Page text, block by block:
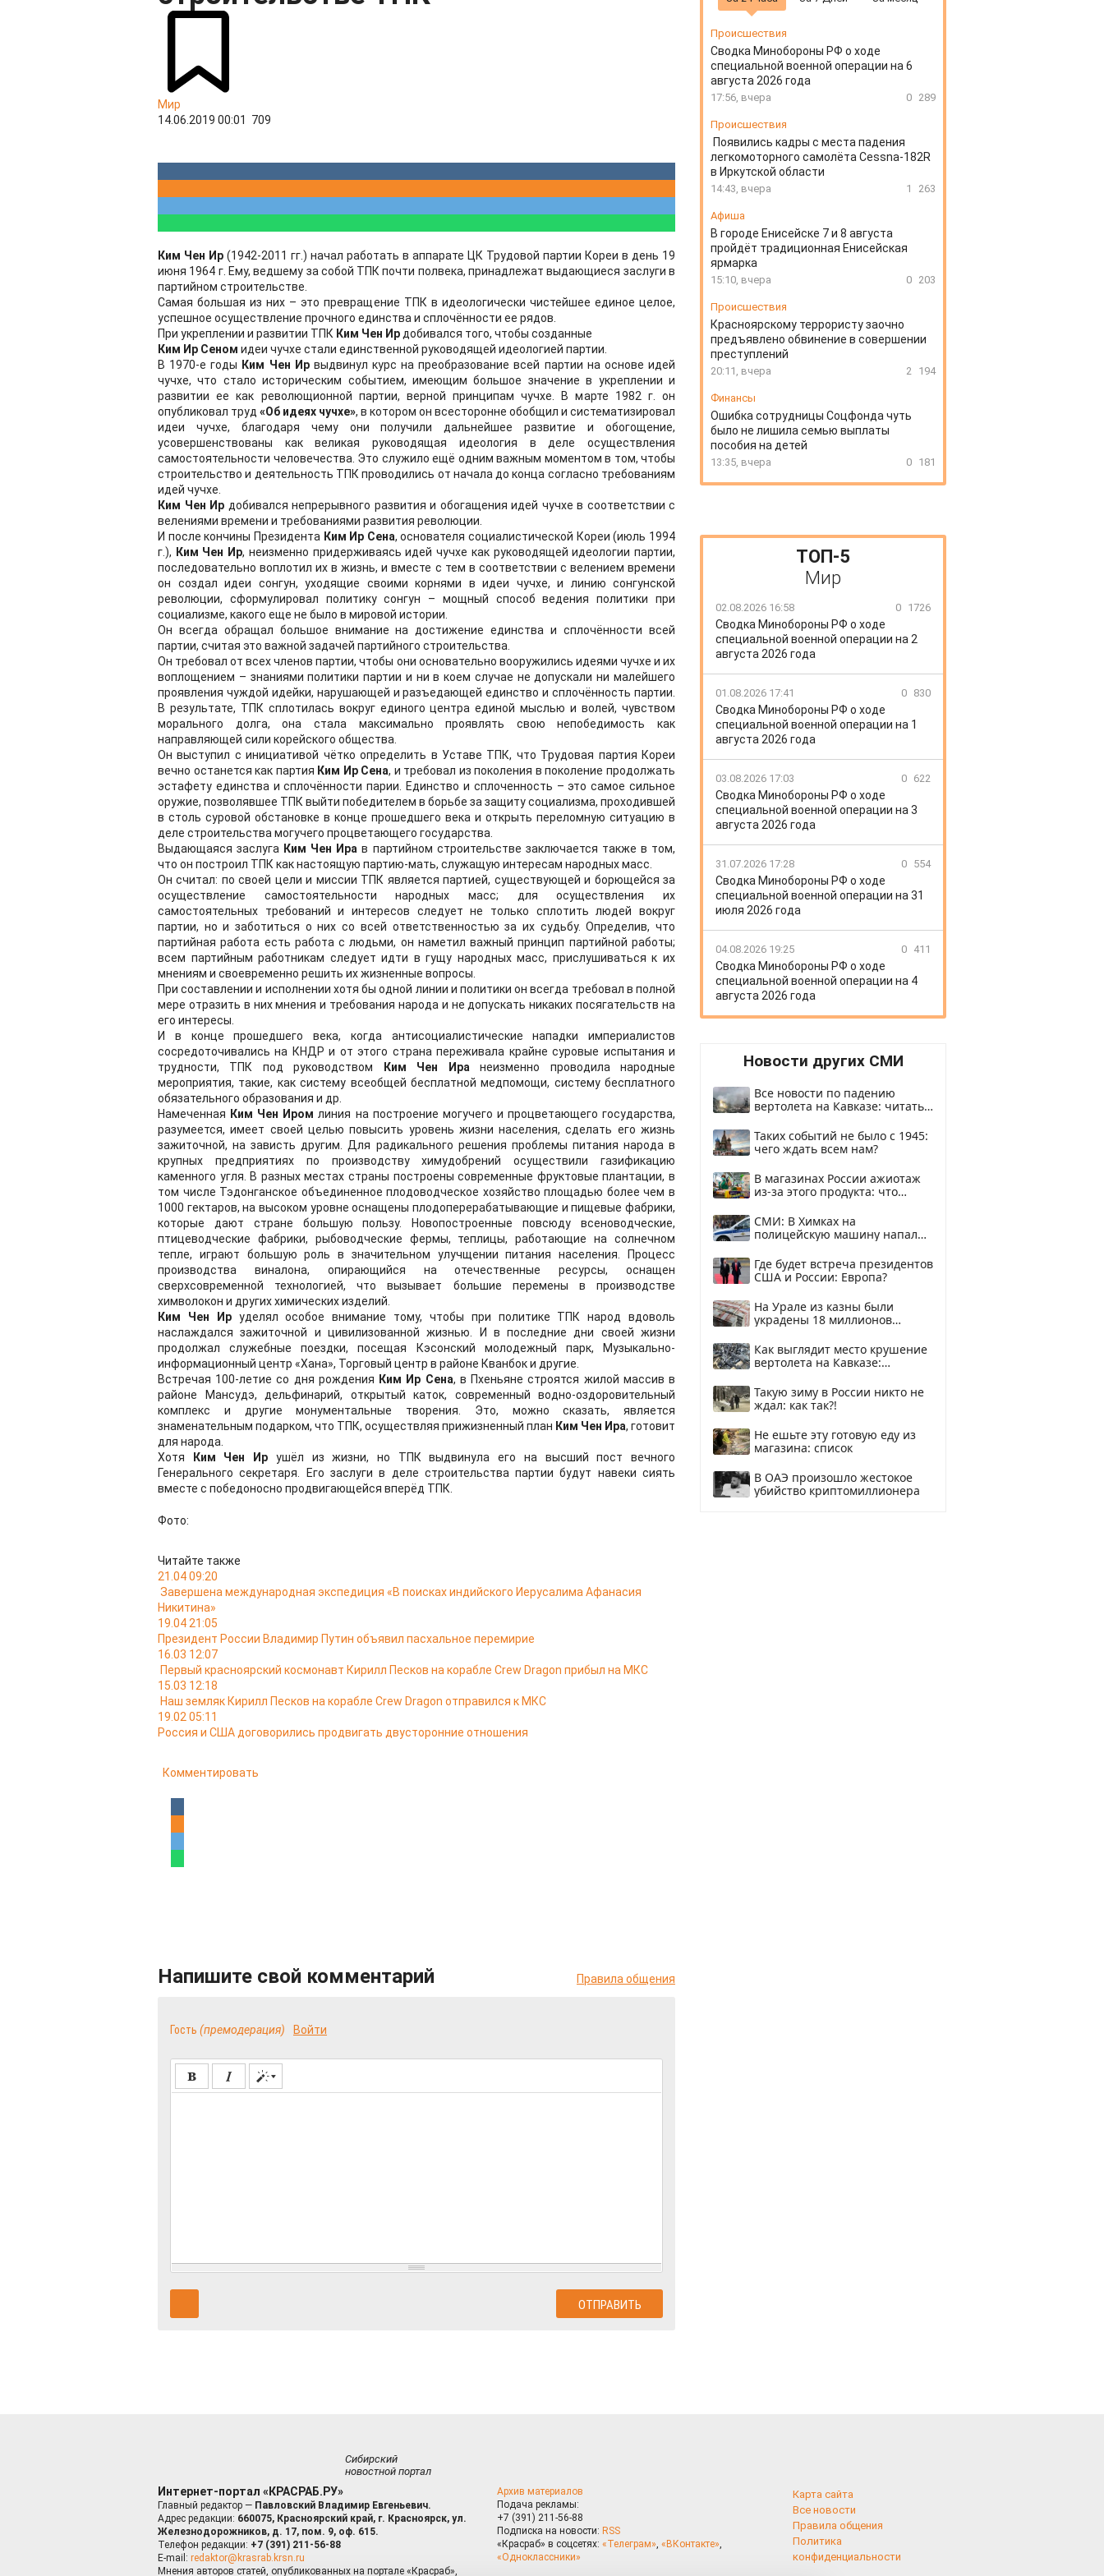
Мир
14.06.2019 00:01
709
Ким Чен Ир (1942-2011 гг.) начал работать в аппарате ЦК Трудовой партии Кореи в день 19
июня 1964 г. Ему, ведшему за собой ТПК почти полвека, принадлежат выдающиеся заслуги в
партийном строительстве.
Самая большая из них – это превращение ТПК в идеологически чистейшее единое целое,
успешное осуществление прочного единства и сплочённости ее рядов.
При укреплении и развитии ТПК Ким Чен Ир добивался того, чтобы созданные
Ким Ир Сеном идеи чучхе стали единственной руководящей идеологией партии.
В 1970-е годы Ким Чен Ирвыдвинул курс на преобразование всей партии на основе идей
чучхе, что стало историческим событием, имеющим большое значение в укреплении и
развитии ее как револющионной партии, верной принципам чучхе. В марте 1982 г. он
опубликовал труд «Об идеях чучхе», в котором он всесторонне обобщил и систематизировал
идеи чучхе, благодаря чему они получили дальнейшее развитие и обогощение,
усовершенствованы как великая руководящая идеология в деле осуществления
самостоятельности человечества. Это служило ещё одним важным моментом в том, чтобы
строительство и деятельность ТПК проводились от начала до конца согласно требованиям
идей чучхе.
Ким Чен Ир добивался непрерывного развития и обогащения идей чучхе в соответствии с
велениями времени и требованиями развития революции.
И после кончины Президента Ким Ир Сена, основателя социалистической Кореи (июль 1994
г.), Ким Чен Ир, неизменно придерживаясь идей чучхе как руководящей идеологии партии,
последовательно воплотил их в жизнь, и вместе с тем в соответствии с велением времени
он создал идеи сонгун, уходящие своими корнями в идеи чучхе, и линию сонгунской
революции, сформулировал политику сонгун – мощный способ ведения политики при
социализме, какого еще не было в мировой истории.
Он всегда обращал большое внимание на достижение единства и сплочённости всей
партии, считая это важной задачей партийного строительства.
Он требовал от всех членов партии, чтобы они основательно вооружились идеями чучхе и их
воплощением – знаниями политики партии и ни в коем случае не допускали ни малейшего
проявления чуждой идейки, нарушающей и разъедающей единство и сплочённость партии.
В результате, ТПК сплотилась вокруг единого центра единой мыслью и волей, чувством
морального долга, она стала максимально проявлять свою непобедимость как
направляющей сили корейского общества.
Он выступил с инициативой чётко определить в Уставе ТПК, что Трудовая партия Кореи
вечно останется как партия Ким Ир Сена, и требовал из поколения в поколение продолжать
эстафету единства и сплочённости парии. Единство и сплоченность – это самое сильное
оружие, позволявшее ТПК выйти победителем в борьбе за защиту социализма, проходившей
в столь суровой обстановке в конце прошедшего века и открыть переломную ситуацию в
деле строительства могучего процветающего государства.
Выдающаяся заслуга Ким Чен Ира в партийном строительстве заключается также в том,
что он построил ТПК как настоящую партию-мать, служащую интересам народных масс.
Он считал: по своей цели и миссии ТПК является партией, существующей и борющейся за
осуществление самостоятельности народных масс; для осуществления их
самостоятельных требований и интересов следует не только сплотить людей вокруг
партии, но и заботиться о них со всей ответственностью за их судьбу. Определив, что
партийная работа есть работа с людьми, он наметил важный принцип партийной работы;
всем партийным работникам следует идти в гущу народных масс, прислушиваться к их
мнениям и своевременно решить их жизненные вопросы.
При составлении и исполнении хотя бы одной линии и политики он всегда требовал в полной
мере отразить в них мнения и требования народа и не допускать никаких посягательств на
его интересы.
И в конце прошедшего века, когда антисоциалистические нападки империалистов
сосредоточивались на КНДР и от этого страна переживала крайне суровые испытания и
трудности, ТПК под руководством
Ким Чен Ира неизменно проводила народные
мероприятия, такие, как систему всеобщей бесплатной медпомощи, систему бесплатного
обязательного образования и др.
Намеченная Ким Чен Иром линия на построение могучего и процветающего государства,
разумеется, имеет своей целью повысить уровень жизни населения, сделать его жизнь
зажиточной, на зависть другим. Для радикального решения проблемы питания народа в
крупных предприятиях по производству химудобрений осуществили газификацию
каменного угля. В разных местах страны построены современные фруктовые плантации, в
том числе Тэдонганское объединенное плодоводческое хозяйство площадью более чем в
1000 гектаров, на высоком уровне оснащены плодоперерабатывающие и пищевые фабрики,
которые дают стране большую пользу. Новопостроенные повсюду всеноводческие,
птицеводческие фабрики, рыбоводческие фермы, теплицы, работающие на солнечном
тепле, играют большую роль в значительном улучщении питания населения. Процесс
производства виналона, опирающийся на отечественные ресурсы, оснащен
сверхсовременной технологией, что вызывает большие перемены в производстве
химволокон и других химических изделий.
Ким Чен Ируделял особое внимание тому, чтобы при политике ТПК народ вдоволь
наслаждался зажиточной и цивилизованной жизнью. И в последние дни своей жизни
продолжал служебные поездки, посещая Кэсонский молодежный парк, Музыкально-
информационный центр «Хана», Торговый центр в районе Кванбок и другие.
Встречая 100-летие со дня рождения Ким Ир Сена, в Пхеньяне строятся жилой массив в
районе Мансудэ, дельфинарий, открытый каток, современный водно-оздоровительный
комплекс и другие монументальные творения. Это, можно сказать, является
знаменательным подарком, что ТПК, осуществляя прижизненный план Ким Чен Ира, готовит
для народа.
Хотя
Ким Чен Ир ушёл из жизни, но ТПК выдвинула его на высший пост вечного
Генерального секретаря. Его заслуги в деле строительства партии будут навеки сиять
вместе с победоносно продвигающейся вперёд ТПК.
Фото:
Читайте также
21.04 09:20
Завершена международная экспедиция «В поисках индийского Иерусалима Афанасия
Никитина»
19.04 21:05
Президент России Владимир Путин объявил пасхальное перемирие
16.03 12:07
Первый красноярский космонавт Кирилл Песков на корабле Crew Dragon прибыл на МКС
15.03 12:18
Наш земляк Кирилл Песков на корабле Crew Dragon отправился к МКС
19.02 05:11
Россия и США договорились продвигать двусторонние отношения
Комментировать
Напишите свой комментарий Правила общения
Гость (премодерация) Войти
Происшествия
Сводка Минобороны РФ о ходе
специальной военной операции на 6
августа 2026 года
17:56, вчера 0 289
Происшествия
Появились кадры с места падения
легкомоторного самолёта Cessna-182R
в Иркутской области
14:43, вчера 1 263
Афиша
В городе Енисейске 7 и 8 августа
пройдёт традиционная Енисейская
ярмарка
15:10, вчера 0 203
Происшествия
Красноярскому террористу заочно
предъявлено обвинение в совершении
преступлений
20:11, вчера 2 194
Финансы
Ошибка сотрудницы Соцфонда чуть
было не лишила семью выплаты
пособия на детей
13:35, вчера 0 181
ТОП-5
Мир
02.08.2026 16:58 0 1726
Сводка Минобороны РФ о ходе
специальной военной операции на 2
августа 2026 года
01.08.2026 17:41 0 830
Сводка Минобороны РФ о ходе
специальной военной операции на 1
августа 2026 года
03.08.2026 17:03 0 622
Сводка Минобороны РФ о ходе
специальной военной операции на 3
августа 2026 года
31.07.2026 17:28 0 554
Сводка Минобороны РФ о ходе
специальной военной операции на 31
июля 2026 года
04.08.2026 19:25 0 411
Сводка Минобороны РФ о ходе
специальной военной операции на 4
августа 2026 года
Новости других СМИ
Все новости по падению
вертолета на Кавказе: читать
Таких событий не было с 1945:
чего ждать всем нам?
В магазинах России ажиотаж
из-за этого продукта: что
СМИ: В Химках на
полицейскую машину напали
Где будет встреча президентов
США и России: Европа?
На Урале из казны были
украдены 18 миллионов
Как выглядит место крушение
вертолета на Кавказе:
Такую зиму в России никто не
ждал: как так?!
Не ешьте эту готовую еду из
магазина: список
В ОАЭ произошло жестокое
убийство криптомиллионера
Сибирский
новостной портал
Интернет-портал «КРАСРАБ.РУ»
Главный редактор — Павловский Владимир Евгеньевич.
Адрес редакции: 660075, Красноярский край, г. Красноярск, ул.
Железнодорожников, д. 17, пом. 9, оф. 615.
Телефон редакции: +7 (391) 211-56-88
E-mail: redaktor@krasrab.krsn.ru
Мнения авторов статей, опубликованных на портале «Красраб»,
Архив материалов
Подача рекламы:
+7 (391) 211-56-88
Подписка на новости: RSS
«Красраб» в соцсетях: «Телеграм», «ВКонтакте»,
«Одноклассники»
Карта сайта
Все новости
Правила общения
Политика
конфиденциальности